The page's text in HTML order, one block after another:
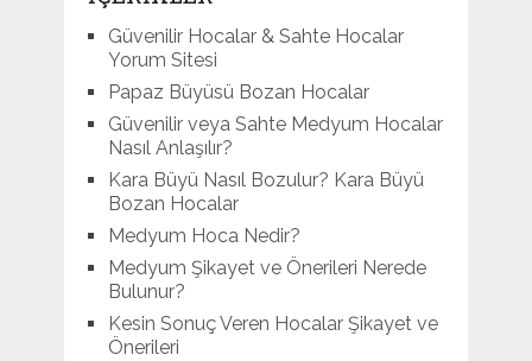
Güvenilir Hocalar & Sahte Hocalar
Yorum Sitesi
Papaz Büyüsü Bozan Hocalar
Güvenilir veya Sahte Medyum Hocalar
Nasıl Anlaşılır?
Kara Büyü Nasıl Bozulur? Kara Büyü
Bozan Hocalar
Medyum Hoca Nedir?
Medyum Şikayet ve Önerileri Nerede
Bulunur?
Kesin Sonuç Veren Hocalar Şikayet ve
Önerileri